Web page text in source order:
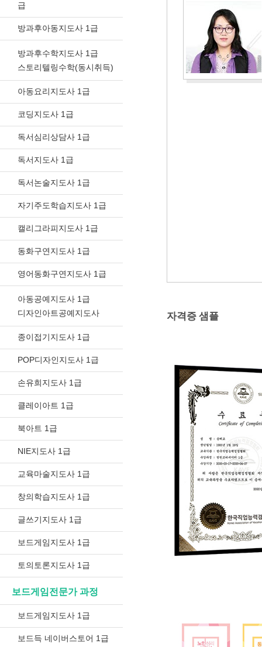
급
방과후아동지도사 1급
방과후수학지도사 1급
스토리텔링수학(동시취득)
아동요리지도사 1급
코딩지도사 1급
독서심리상담사 1급
독서지도사 1급
독서논술지도사 1급
자기주도학습지도사 1급
캘리그라피지도사 1급
동화구연지도사 1급
영어동화구연지도사 1급
아동공예지도사 1급
디자인아트공예지도사
종이접기지도사 1급
POP디자인지도사 1급
손유희지도사 1급
클레이아트 1급
북아트 1급
NIE지도사 1급
교육마술지도사 1급
창의학습지도사 1급
글쓰기지도사 1급
보드게임지도사 1급
토의토론지도사 1급
보드게임전문가 과정
보드게임지도사 1급
보드득 네이버스토어 1급
자격증 샘플